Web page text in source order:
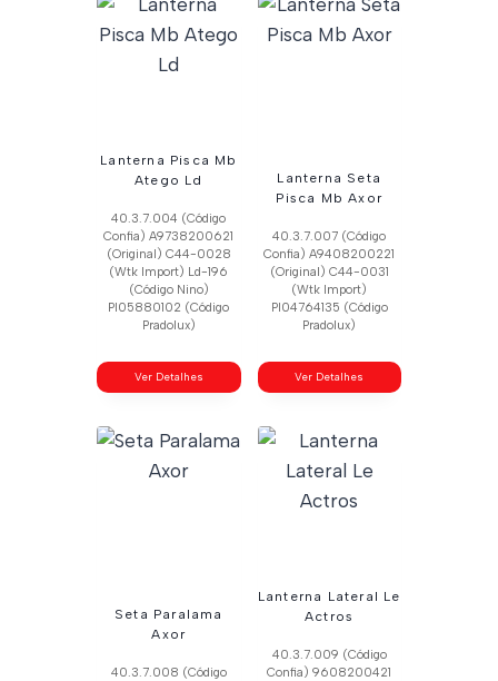
Lanterna Pisca Mb
Atego Ld
40.3.7.004 (Código
Confia) A9738200621
(Original) C44-0028
(Wtk Import) Ld-196
(Código Nino)
Pl05880102 (Código
Pradolux)
Ver Detalhes
Lanterna Seta
Pisca Mb Axor
40.3.7.007 (Código
Confia) A9408200221
(Original) C44-0031
(Wtk Import)
Pl04764135 (Código
Pradolux)
Ver Detalhes
Seta Paralama
Axor
40.3.7.008 (Código
Lanterna Lateral Le
Actros
40.3.7.009 (Código
Confia) 9608200421